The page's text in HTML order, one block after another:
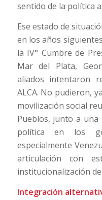
sentido de la política
Ese estado de
en los años
la IV° Cumbre de
Mar del Plata,
aliados intentaron
ALCA. No pudieron,
movilización social
Pueblos, junto a una
política en los
especialmente
articulación con
institucionalización
Integración